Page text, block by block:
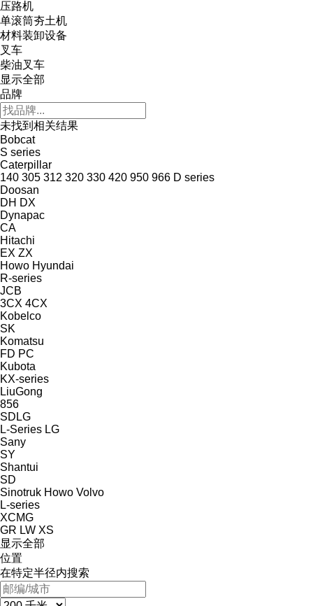
压路机
单滚筒夯土机
材料装卸设备
叉车
柴油叉车
显示全部
品牌
未找到相关结果
Bobcat
S series
Caterpillar
140 305 312 320 330 420 950 966 D series
Doosan
DH DX
Dynapac
CA
Hitachi
EX ZX
Howo Hyundai
R-series
JCB
3CX 4CX
Kobelco
SK
Komatsu
FD PC
Kubota
KX-series
LiuGong
856
SDLG
L-Series LG
Sany
SY
Shantui
SD
Sinotruk Howo Volvo
L-series
XCMG
GR LW XS
显示全部
位置
在特定半径内搜索